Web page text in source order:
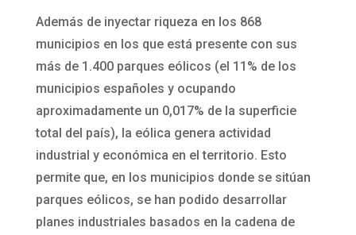
Además de inyectar riqueza en los 868
municipios en los que está presente con sus
más de 1.400 parques eólicos (el 11% de los
municipios españoles y ocupando
aproximadamente un 0,017% de la superficie
total del país), la eólica genera actividad
industrial y económica en el territorio. Esto
permite que, en los municipios donde se sitúan
parques eólicos, se han podido desarrollar
planes industriales basados en la cadena de